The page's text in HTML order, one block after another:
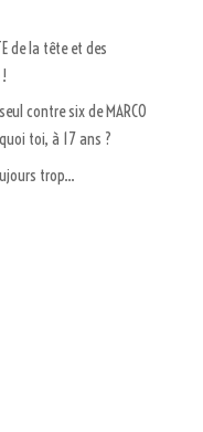
de la tête et des
contre six de MARCO
toi, à 17 ans ?
trop…